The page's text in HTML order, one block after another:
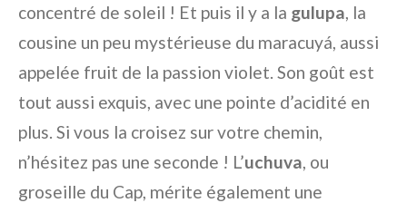
concentré de soleil ! Et puis il y a la gulupa, la
cousine un peu mystérieuse du maracuyá, aussi
appelée fruit de la passion violet. Son goût est
tout aussi exquis, avec une pointe d’acidité en
plus. Si vous la croisez sur votre chemin,
n’hésitez pas une seconde ! L’uchuva, ou
groseille du Cap, mérite également une